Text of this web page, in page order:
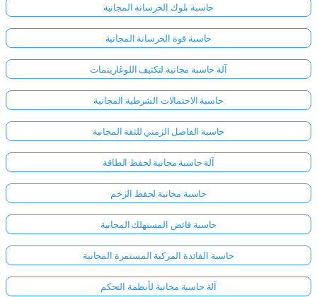
حاسبة بلوك الخرسانة المجانية
حاسبة قوة الخرسانة المجانية
آلة حاسبة مجانية لتكثيف اللوغاريتمات
حاسبة الاحتمالات الشرطية المجانية
حاسبة الفاصل الزمني للثقة المجانية
آلة حاسبة مجانية لحفظ الطاقة
حاسبة مجانية لحفظ الزخم
حاسبة فائض المستهلك المجانية
حاسبة الفائدة المركبة المستمرة المجانية
آلة حاسبة مجانية لأنظمة التحكم